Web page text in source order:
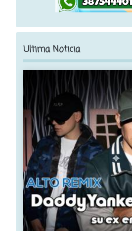
Ultima Noticia